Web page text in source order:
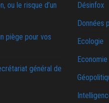
ou le risque d’un
piège pour vos
général de
Désinfox
Données
Ecologie
Economie